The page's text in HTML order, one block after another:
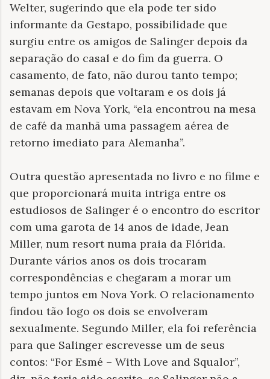
Welter, sugerindo que ela pode ter sido
informante da Gestapo, possibilidade que
surgiu entre os amigos de Salinger depois da
separação do casal e do fim da guerra. O
casamento, de fato, não durou tanto tempo;
semanas depois que voltaram e os dois já
estavam em Nova York, “ela encontrou na mesa
de café da manhã uma passagem aérea de
retorno imediato para Alemanha”.
Outra questão apresentada no livro e no filme e
que proporcionará muita intriga entre os
estudiosos de Salinger é o encontro do escritor
com uma garota de 14 anos de idade, Jean
Miller, num resort numa praia da Flórida.
Durante vários anos os dois trocaram
correspondências e chegaram a morar um
tempo juntos em Nova York. O relacionamento
findou tão logo os dois se envolveram
sexualmente. Segundo Miller, ela foi referência
para que Salinger escrevesse um de seus
contos: “For Esmé – With Love and Squalor”,